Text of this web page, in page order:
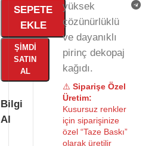
SEPETE
EKLE
ŞIMDI
SATIN
AL
Bilgi
Al
yüksek
çözünürlüklü
ve dayanıklı
pirinç dekopaj
kağıdı.
⚠️Siparişe Özel
Üretim:
Kusursuz renkler
için siparişinize
özel “Taze Baskı”
olarak üretilir